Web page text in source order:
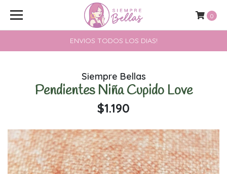
ENVIOS TODOS LOS DIAS!
0
Siempre Bellas
Pendientes Niña Cupido Love
$1.190